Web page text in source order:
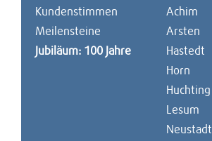
Kundenstimmen
Meilensteine
Jubiläum: 100 Jahre
Achim
Arsten
Hastedt
Horn
Huchting
Lesum
Neustadt